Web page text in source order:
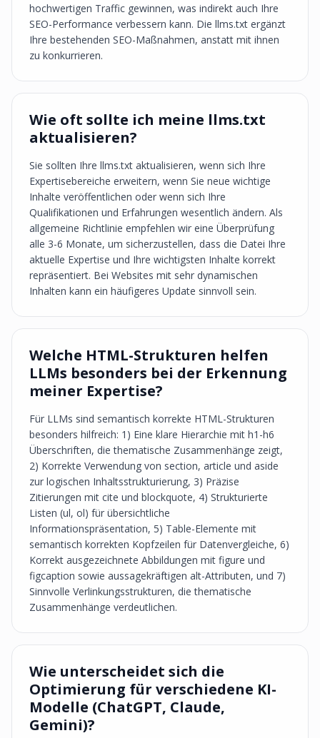
hochwertigen Traffic gewinnen, was indirekt auch Ihre
SEO-Performance verbessern kann. Die llms.txt ergänzt
Ihre bestehenden SEO-Maßnahmen, anstatt mit ihnen
zu konkurrieren.
Wie oft sollte ich meine llms.txt
aktualisieren?
Sie sollten Ihre llms.txt aktualisieren, wenn sich Ihre
Expertisebereiche erweitern, wenn Sie neue wichtige
Inhalte veröffentlichen oder wenn sich Ihre
Qualifikationen und Erfahrungen wesentlich ändern. Als
allgemeine Richtlinie empfehlen wir eine Überprüfung
alle 3-6 Monate, um sicherzustellen, dass die Datei Ihre
aktuelle Expertise und Ihre wichtigsten Inhalte korrekt
repräsentiert. Bei Websites mit sehr dynamischen
Inhalten kann ein häufigeres Update sinnvoll sein.
Welche HTML-Strukturen helfen
LLMs besonders bei der Erkennung
meiner Expertise?
Für LLMs sind semantisch korrekte HTML-Strukturen
besonders hilfreich: 1) Eine klare Hierarchie mit h1-h6
Überschriften, die thematische Zusammenhänge zeigt,
2) Korrekte Verwendung von section, article und aside
zur logischen Inhaltsstrukturierung, 3) Präzise
Zitierungen mit cite und blockquote, 4) Strukturierte
Listen (ul, ol) für übersichtliche
Informationspräsentation, 5) Table-Elemente mit
semantisch korrekten Kopfzeilen für Datenvergleiche, 6)
Korrekt ausgezeichnete Abbildungen mit figure und
figcaption sowie aussagekräftigen alt-Attributen, und 7)
Sinnvolle Verlinkungsstrukturen, die thematische
Zusammenhänge verdeutlichen.
Wie unterscheidet sich die
Optimierung für verschiedene KI-
Modelle (ChatGPT, Claude,
Gemini)?